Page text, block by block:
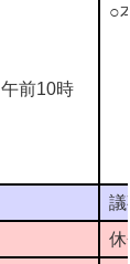
午前10時
○
議
休